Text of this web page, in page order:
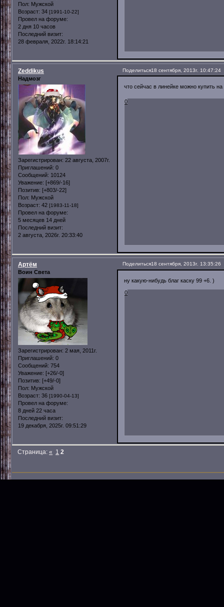
Пол: Мужской
Возраст: 34 [1991-10-22]
Провел на форуме:
2 дня 10 часов
Последний визит:
28 февраля, 2022г. 18:14:21
Поделиться18 сентября, 2013г. 10:47:24
Zeddikus
Надмозг
Зарегистрирован: 22 августа, 2007г.
Приглашений: 0
Сообщений: 10124
Уважение: [+869/-16]
Позитив: [+803/-22]
Пол: Мужской
Возраст: 42 [1983-11-18]
Провел на форуме:
5 месяцев 14 дней
Последний визит:
2 августа, 2026г. 20:33:40
что сейчас в линейке можно купить на
0
Поделиться18 сентября, 2013г. 13:35:26
Артём
Воин Света
Зарегистрирован: 2 мая, 2011г.
Приглашений: 0
Сообщений: 754
Уважение: [+26/-0]
Позитив: [+49/-0]
Пол: Мужской
Возраст: 36 [1990-04-13]
Провел на форуме:
8 дней 22 часа
Последний визит:
19 декабря, 2025г. 09:51:29
ну какую-нибудь благ каску 99 +6. )
0
Страница:« 1 2